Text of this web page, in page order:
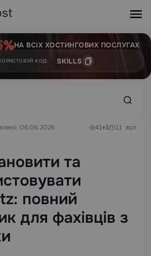
НА ВСІХ ХОСТИНГОВИХ ПОСЛУГАХ
КОД: SKILLS
06.06.2026
41+1 11 min
та
повний
для фахівців з